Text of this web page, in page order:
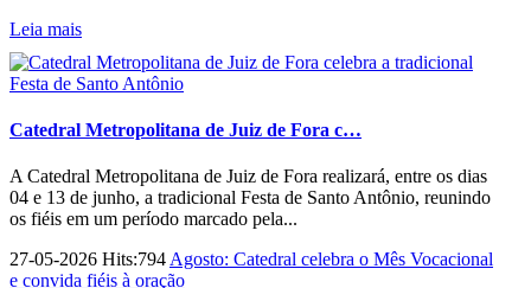
Leia mais
Catedral Metropolitana de Juiz de Fora c…
A Catedral Metropolitana de Juiz de Fora realizará, entre os dias
04 e 13 de junho, a tradicional Festa de Santo Antônio, reunindo
os fiéis em um período marcado pela...
27-05-2026 Hits:794 Agosto: Catedral celebra o Mês Vocacional
e convida fiéis à oração